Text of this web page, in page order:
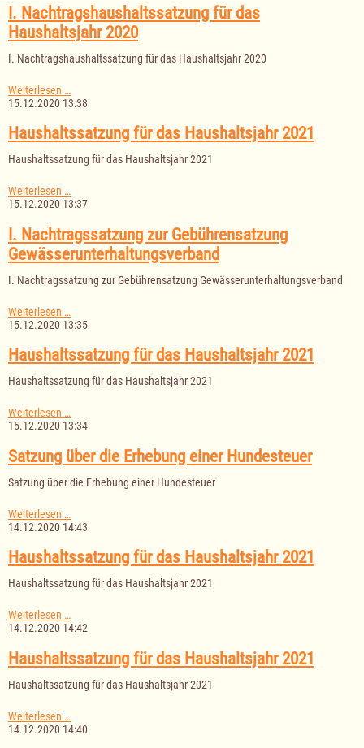
Haushaltsjahr
2021
I. Nachtragshaushaltssatzung für das
Haushaltsjahr 2020
I. Nachtragshaushaltssatzung für das Haushaltsjahr 2020
Weiterlesen …
Nachtragshaushaltssatzung
das
Haushaltsjahr
2020
15.12.2020 13:38
Haushaltssatzung für das Haushaltsjahr 2021
Haushaltssatzung für das Haushaltsjahr 2021
Weiterlesen …Haushaltssatzung
für
Haushaltsjahr
2021
15.12.2020 13:37
I. Nachtragssatzung zur Gebührensatzung
Gewässerunterhaltungsverband
I. Nachtragssatzung zur Gebührensatzung Gewässerunterhaltungsverband
Weiterlesen …
Nachtragssatzung
Gebührensatzung
Gewässerunterhaltungsverband
15.12.2020 13:35
Haushaltssatzung für das Haushaltsjahr 2021
Haushaltssatzung für das Haushaltsjahr 2021
Weiterlesen …Haushaltssatzung
für
Haushaltsjahr
2021
15.12.2020 13:34
Satzung über die Erhebung einer Hundesteuer
Satzung über die Erhebung einer Hundesteuer
Weiterlesen …
über
Erhebung
einer
Hundesteuer
14.12.2020 14:43
Haushaltssatzung für das Haushaltsjahr 2021
Haushaltssatzung für das Haushaltsjahr 2021
Weiterlesen …
für
Haushaltsjahr
2021
14.12.2020 14:42
Haushaltssatzung für das Haushaltsjahr 2021
Haushaltssatzung für das Haushaltsjahr 2021
Weiterlesen …
für
14.12.2020 14:40